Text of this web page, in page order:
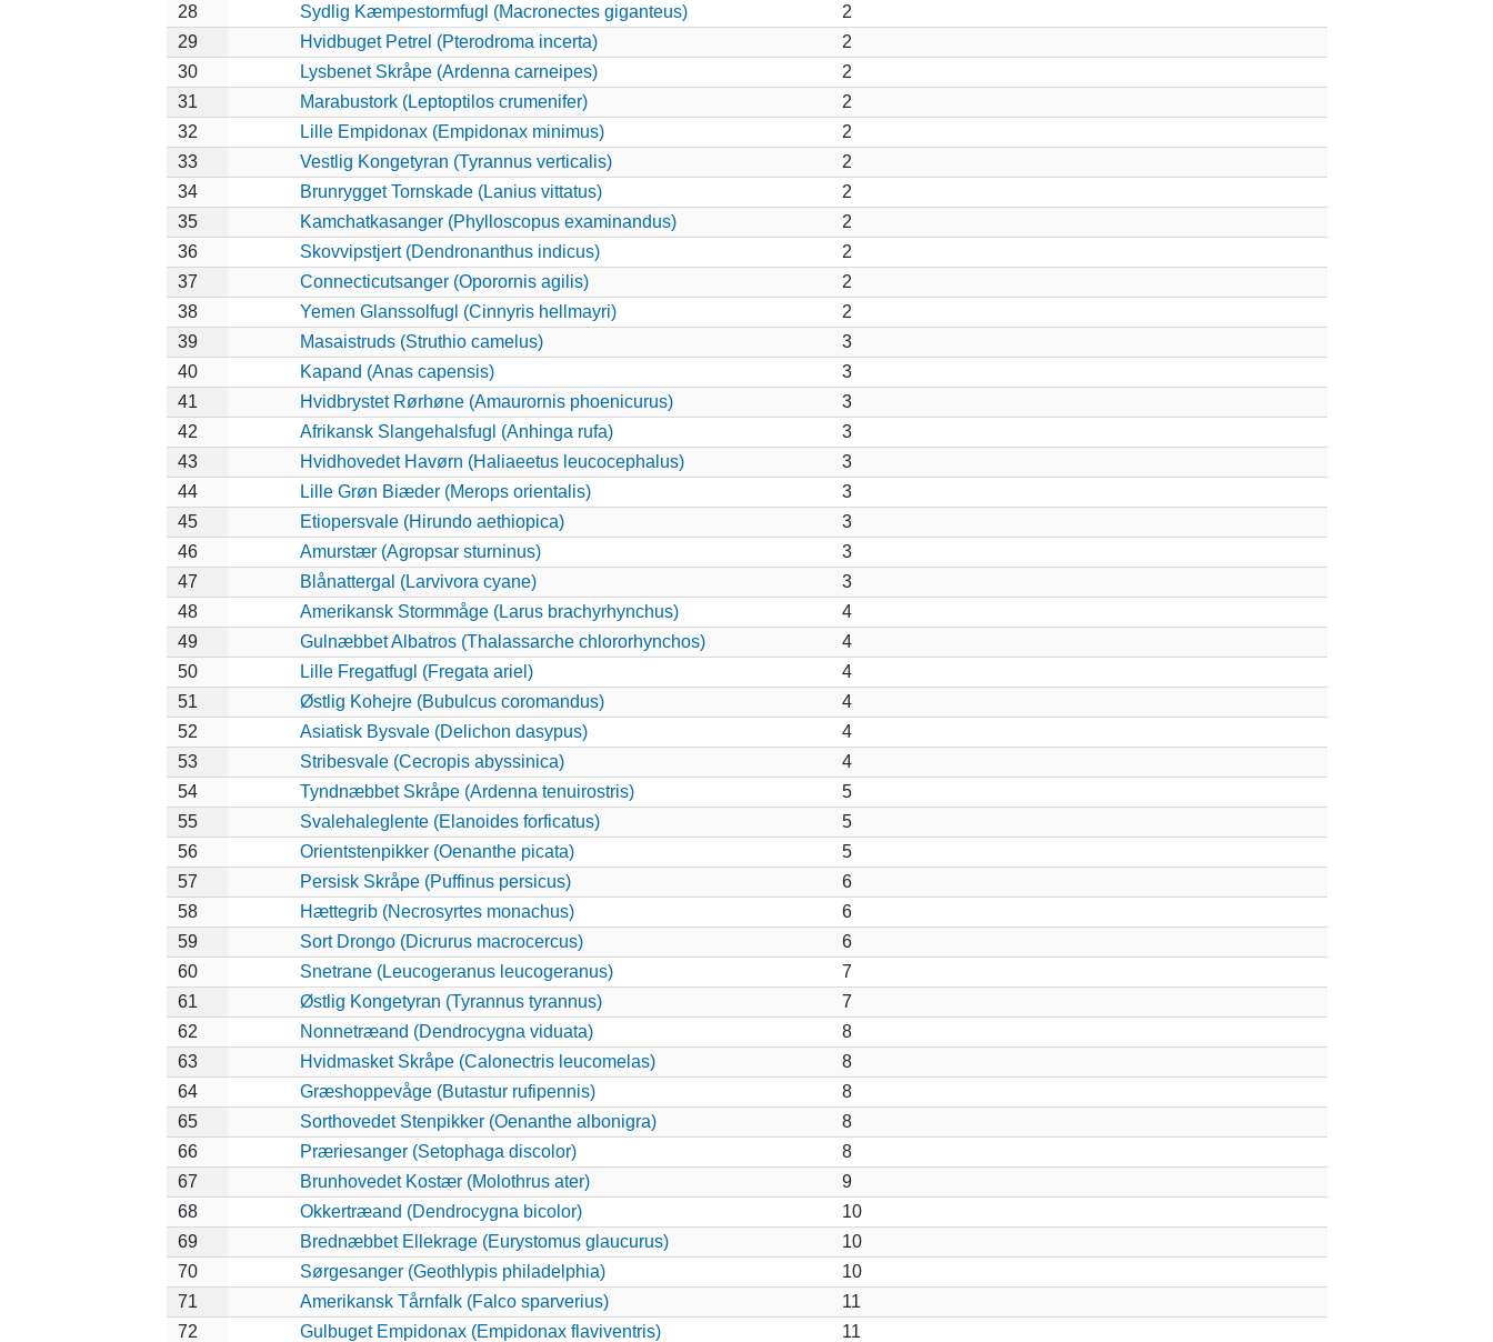
28
Sydlig Kæmpestormfugl (Macronectes giganteus)
2
29
Hvidbuget Petrel (Pterodroma incerta)
2
30
Lysbenet Skråpe (Ardenna carneipes)
2
31
Marabustork (Leptoptilos crumenifer)
2
32
Lille Empidonax (Empidonax minimus)
2
33
Vestlig Kongetyran (Tyrannus verticalis)
2
34
Brunrygget Tornskade (Lanius vittatus)
2
35
Kamchatkasanger (Phylloscopus examinandus)
2
36
Skovvipstjert (Dendronanthus indicus)
2
37
Connecticutsanger (Oporornis agilis)
2
38
Yemen Glanssolfugl (Cinnyris hellmayri)
2
39
Masaistruds (Struthio camelus)
3
40
Kapand (Anas capensis)
3
41
Hvidbrystet Rørhøne (Amaurornis phoenicurus)
3
42
Afrikansk Slangehalsfugl (Anhinga rufa)
3
43
Hvidhovedet Havørn (Haliaeetus leucocephalus)
3
44
Lille Grøn Biæder (Merops orientalis)
3
45
Etiopersvale (Hirundo aethiopica)
3
46
Amurstær (Agropsar sturninus)
3
47
Blånattergal (Larvivora cyane)
3
48
Amerikansk Stormmåge (Larus brachyrhynchus)
4
49
Gulnæbbet Albatros (Thalassarche chlororhynchos)
4
50
Lille Fregatfugl (Fregata ariel)
4
51
Østlig Kohejre (Bubulcus coromandus)
4
52
Asiatisk Bysvale (Delichon dasypus)
4
53
Stribesvale (Cecropis abyssinica)
4
54
Tyndnæbbet Skråpe (Ardenna tenuirostris)
5
55
Svalehaleglente (Elanoides forficatus)
5
56
Orientstenpikker (Oenanthe picata)
5
57
Persisk Skråpe (Puffinus persicus)
6
58
Hættegrib (Necrosyrtes monachus)
6
59
Sort Drongo (Dicrurus macrocercus)
6
60
Snetrane (Leucogeranus leucogeranus)
7
61
Østlig Kongetyran (Tyrannus tyrannus)
7
62
Nonnetræand (Dendrocygna viduata)
8
63
Hvidmasket Skråpe (Calonectris leucomelas)
8
64
Græshoppevåge (Butastur rufipennis)
8
65
Sorthovedet Stenpikker (Oenanthe albonigra)
8
66
Præriesanger (Setophaga discolor)
8
67
Brunhovedet Kostær (Molothrus ater)
9
68
Okkertræand (Dendrocygna bicolor)
10
69
Brednæbbet Ellekrage (Eurystomus glaucurus)
10
70
Sørgesanger (Geothlypis philadelphia)
10
71
Amerikansk Tårnfalk (Falco sparverius)
11
72
Gulbuget Empidonax (Empidonax flaviventris)
11